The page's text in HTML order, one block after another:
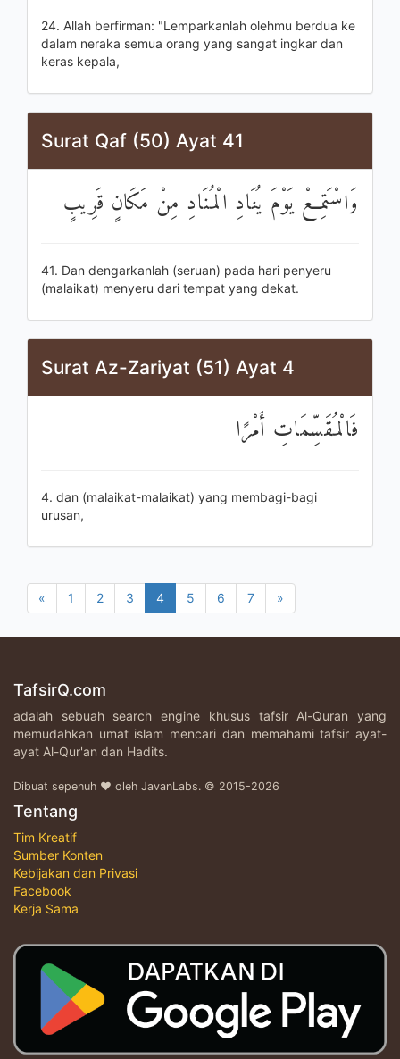
24. Allah berfirman: "Lemparkanlah olehmu berdua ke
dalam neraka semua orang yang sangat ingkar dan
keras kepala,
Surat Qaf (50) Ayat 41
وَاسْتَمِعْ يَوْمَ يُنَادِ الْمُنَادِ مِنْ مَكَانٍ قَرِيبٍ
41. Dan dengarkanlah (seruan) pada hari penyeru
(malaikat) menyeru dari tempat yang dekat.
Surat Az-Zariyat (51) Ayat 4
فَالْمُقَسِّمَاتِ أَمْرًا
4. dan (malaikat-malaikat) yang membagi-bagi
urusan,
« 1 2 3 4 5 6 7 »
TafsirQ.com
adalah sebuah search engine khusus tafsir Al-Quran yang
memudahkan umat islam mencari dan memahami tafsir ayat-
ayat Al-Qur'an dan Hadits.
Dibuat sepenuh ♥ oleh JavanLabs. © 2015-2026
Tentang
Tim Kreatif
Sumber Konten
Kebijakan dan Privasi
Facebook
Kerja Sama